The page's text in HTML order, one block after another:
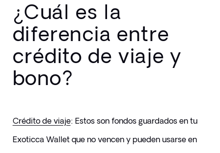
¿Cuál es la
diferencia entre
crédito de viaje y
bono?
Crédito de viaje: Estos son fondos guardados en tu
Exoticca Wallet que no vencen y pueden usarse en